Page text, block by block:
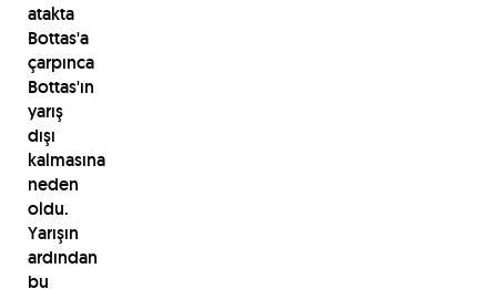
atakta
Bottas'a
çarpınca
Bottas'ın
yarış
dışı
kalmasına
neden
oldu.
Yarışın
ardından
bu